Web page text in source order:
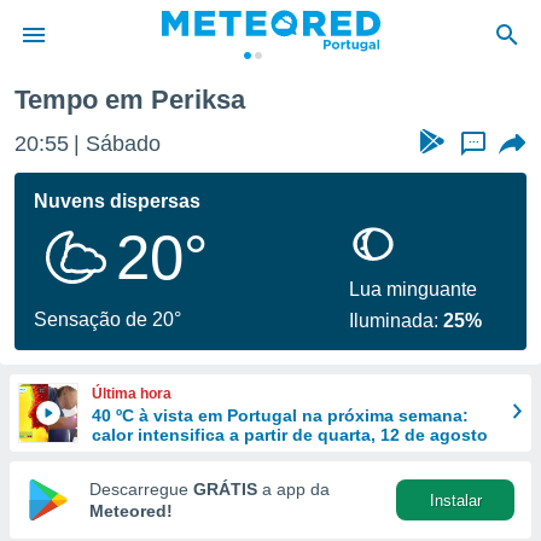
da
foi
fornecidas
a este
das
e
forma
digital
Tempo em Periksa
20:55 Sábado ...
Nuvens dispersas
20°
Sensação de 20°
Lua minguante
Iluminada:25%
Última hora
40 ºC à vista em Portugal na próxima semana:
calor intensifica a partir de quarta, 12 de agosto
Descarregue GRÁTIS a app da
Meteored!
Instalar